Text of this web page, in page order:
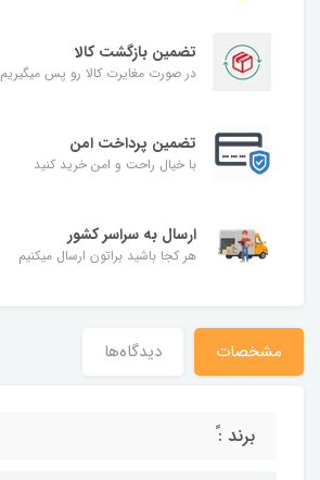
تضمین بازگشت کالا
در صورت مغایرت کالا رو پس میگیریم
تضمین پرداخت امن
با خیال راحت و امن خرید کنید
ارسال به سراسر کشور
هر کجا باشید براتون ارسال میکنیم
مشخصات دیدگاه‌ها
برند :ً